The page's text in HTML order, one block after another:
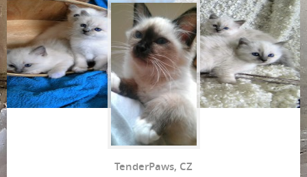
TenderPaws, CZ